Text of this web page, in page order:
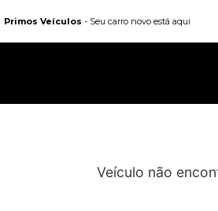
Primos Veículos - Seu carro novo está aqui
Veículo não